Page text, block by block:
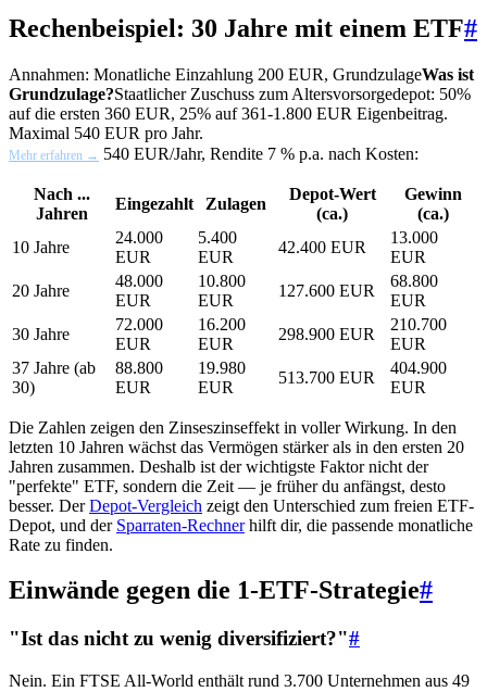
Rechenbeispiel: 30 Jahre mit einem ETF#
Annahmen: Monatliche Einzahlung 200 EUR, GrundzulageWas ist
Grundzulage?Staatlicher Zuschuss zum Altersvorsorgedepot: 50%
auf die ersten 360 EUR, 25% auf 361-1.800 EUR Eigenbeitrag.
Maximal 540 EUR pro Jahr.
Mehr erfahren → 540 EUR/Jahr, Rendite 7 % p.a. nach Kosten:
Nach ...
Jahren
Eingezahlt Zulagen
Depot-Wert
(ca.)
Gewinn
(ca.)
10 Jahre
24.000
EUR
5.400
EUR
42.400 EUR
13.000
EUR
20 Jahre
48.000
EUR
10.800
EUR
127.600 EUR
68.800
EUR
30 Jahre
72.000
EUR
16.200
EUR
298.900 EUR
210.700
EUR
37 Jahre (ab
30)
88.800
EUR
19.980
EUR
513.700 EUR
404.900
EUR
Die Zahlen zeigen den Zinseszinseffekt in voller Wirkung. In den
letzten 10 Jahren wächst das Vermögen stärker als in den ersten 20
Jahren zusammen. Deshalb ist der wichtigste Faktor nicht der
"perfekte" ETF, sondern die Zeit — je früher du anfängst, desto
besser. DerDepot-Vergleich zeigt den Unterschied zum freien ETF-
Depot, und der Sparraten-Rechnerhilft dir, die passende monatliche
Rate zu finden.
Einwände gegen die 1-ETF-Strategie#
"Ist das nicht zu wenig diversifiziert?"#
Nein. Ein FTSE All-World enthält rund 3.700 Unternehmen aus 49